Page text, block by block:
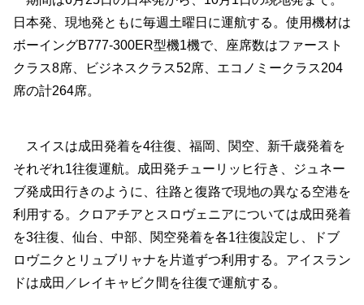
日本発、現地発ともに毎週土曜日に運航する。使用機材は
ボーイングB777-300ER型機1機で、座席数はファースト
クラス8席、ビジネスクラス52席、エコノミークラス204
席の計264席。
スイスは成田発着を4往復、福岡、関空、新千歳発着を
それぞれ1往復運航。成田発チューリッヒ行き、ジュネー
ブ発成田行きのように、往路と復路で現地の異なる空港を
利用する。クロアチアとスロヴェニアについては成田発着
を3往復、仙台、中部、関空発着を各1往復設定し、ドブ
ロヴニクとリュブリャナを片道ずつ利用する。アイスラン
ドは成田／レイキャビク間を往復で運航する。